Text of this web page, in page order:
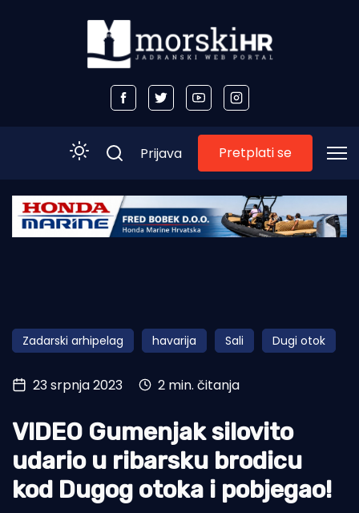
Početna
Obala
Otoci
Turizam i nautika
Pomorstvo
Ribolov
Ekologija
Prijava Pretplati se
Zadarski arhipelag havarija Sali Dugi otok
23 srpnja 2023 2 min. čitanja
VIDEO Gumenjak silovito
udario u ribarsku brodicu
kod Dugog otoka i pobjegao!